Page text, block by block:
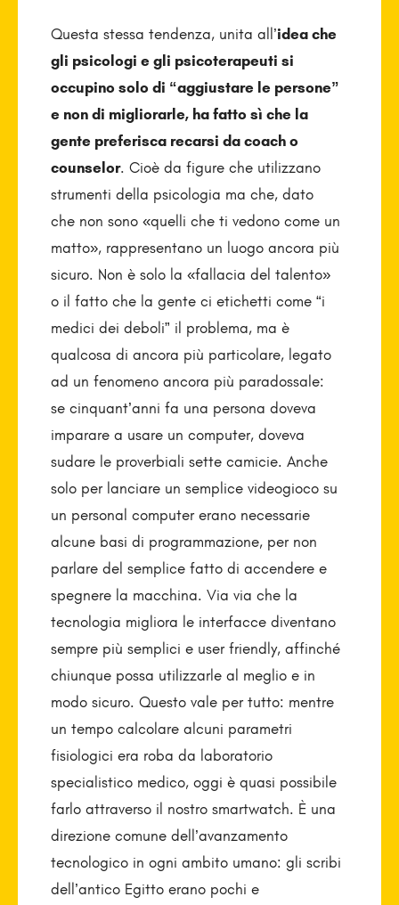
Questa stessa tendenza, unita all’idea che
gli psicologi e gli psicoterapeuti si
occupino solo di “aggiustare le persone”
e non di migliorarle, ha fatto sì che la
gente preferisca recarsi da coach o
counselor. Cioè da figure che utilizzano
strumenti della psicologia ma che, dato
che non sono «quelli che ti vedono come un
matto», rappresentano un luogo ancora più
sicuro. Non è solo la «fallacia del talento»
o il fatto che la gente ci etichetti come “i
medici dei deboli” il problema, ma è
qualcosa di ancora più particolare, legato
ad un fenomeno ancora più paradossale:
se cinquant’anni fa una persona doveva
imparare a usare un computer, doveva
sudare le proverbiali sette camicie. Anche
solo per lanciare un semplice videogioco su
un personal computer erano necessarie
alcune basi di programmazione, per non
parlare del semplice fatto di accendere e
spegnere la macchina. Via via che la
tecnologia migliora le interfacce diventano
sempre più semplici e user friendly, affinché
chiunque possa utilizzarle al meglio e in
modo sicuro. Questo vale per tutto: mentre
un tempo calcolare alcuni parametri
fisiologici era roba da laboratorio
specialistico medico, oggi è quasi possibile
farlo attraverso il nostro smartwatch. È una
direzione comune dell’avanzamento
tecnologico in ogni ambito umano: gli scribi
dell’antico Egitto erano pochi e